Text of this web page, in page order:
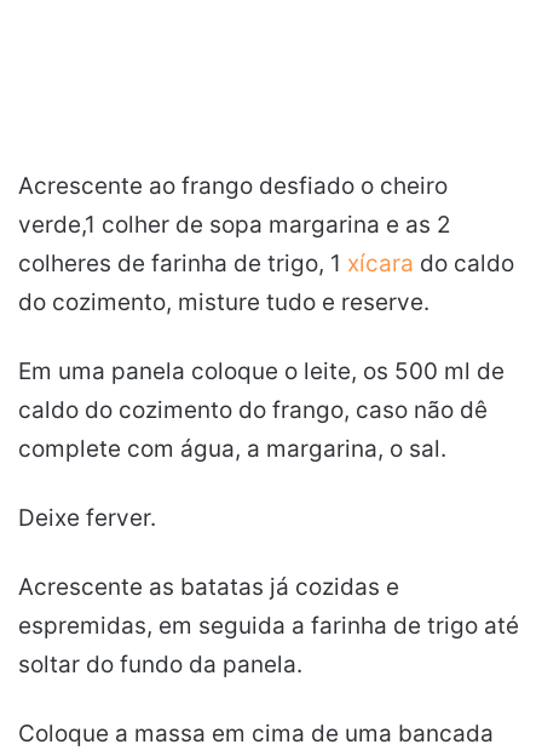
Acrescente ao frango desfiado o cheiro
verde,1 colher de sopa margarina e as 2
colheres de farinha de trigo, 1 xícara do caldo
do cozimento, misture tudo e reserve.
Em uma panela coloque o leite, os 500 ml de
caldo do cozimento do frango, caso não dê
complete com água, a margarina, o sal.
Deixe ferver.
Acrescente as batatas já cozidas e
espremidas, em seguida a farinha de trigo até
soltar do fundo da panela.
Coloque a massa em cima de uma bancada